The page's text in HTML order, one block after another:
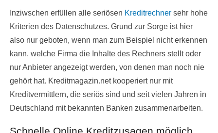
Inziwschen erfüllen alle seriösen Kreditrechner sehr hohe
Kriterien des Datenschutzes. Grund zur Sorge ist hier
also nur geboten, wenn man zum Beispiel nicht erkennen
kann, welche Firma die Inhalte des Rechners stellt oder
nur Anbieter angezeigt werden, von denen man noch nie
gehört hat. Kreditmagazin.net kooperiert nur mit
Kreditvermittlern, die seriös sind und seit vielen Jahren in
Deutschland mit bekannten Banken zusammenarbeiten.